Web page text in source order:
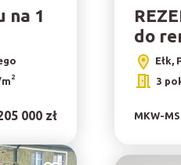
na 1
m2
000 zł
do
Ełk,
3
MKW-